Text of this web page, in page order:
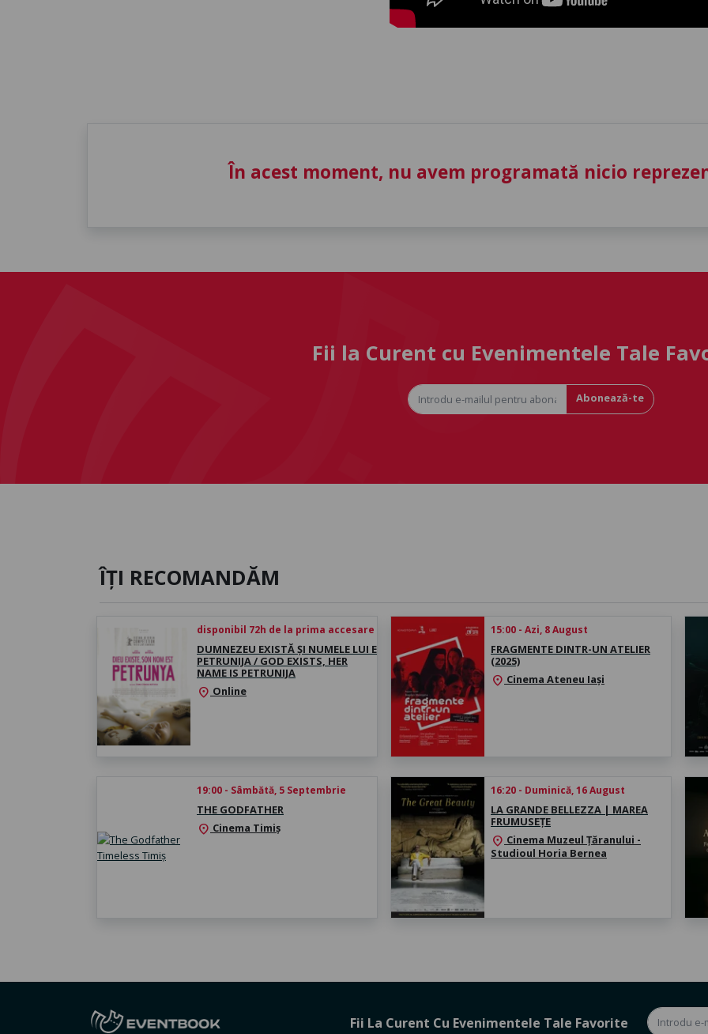
În acest moment, nu avem programată nicio
Fii la Curent cu Evenimentele Tale
Abonează-te
ÎȚI RECOMANDĂM
disponibil 72h de la prima accesare
DUMNEZEU EXISTĂ ȘI NUMELE LUI E
PETRUNIJA / GOD EXISTS, HER
NAME IS PETRUNIJA
location_on Online
15:00 - Azi, 8 August
FRAGMENTE DINTR-UN ATELIER
(2025)
location_on Cinema Ateneu Iași
19:00 - Sâmbătă, 5 Septembrie
THE GODFATHER
location_on Cinema Timiș
16:20 - Duminică, 16 August
LA GRANDE BELLEZZA | MAREA
FRUMUSEȚE
location_on Cinema Muzeul Țăranului -
Studioul Horia Bernea
Fii La Curent Cu Evenimentele Tale Favorite